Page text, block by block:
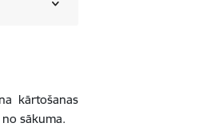
kārtošanas
sākuma.